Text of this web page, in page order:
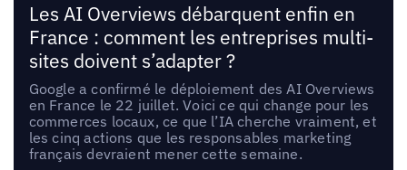
Les AI Overviews débarquent enfin en
France : comment les entreprises multi-
sites doivent s’adapter ?
Google a confirmé le déploiement des AI Overviews
en France le 22 juillet. Voici ce qui change pour les
commerces locaux, ce que l’IA cherche vraiment, et
les cinq actions que les responsables marketing
français devraient mener cette semaine.